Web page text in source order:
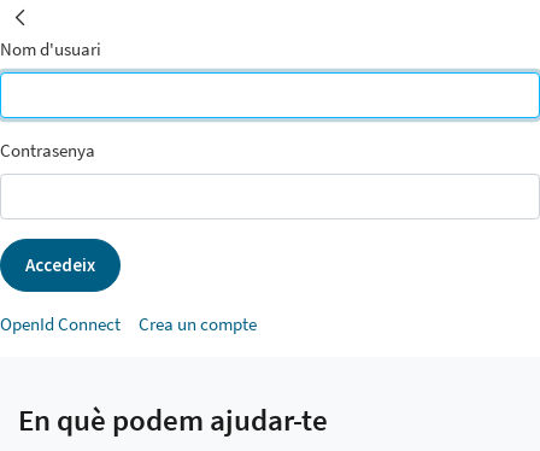
INICI
Inicia la sessió
Inicia la sessió
Nom d'usuari
Contrasenya
Accedeix
OpenId Connect Crea un compte
En què podem ajudar-te